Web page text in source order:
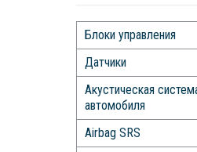
Блоки управления
Датчики
Акустическая
автомобиля
Airbag SRS